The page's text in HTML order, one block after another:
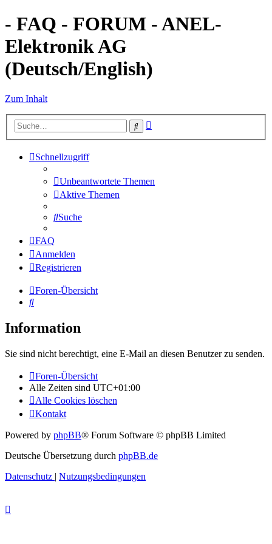
- FAQ - FORUM - ANEL-
Elektronik AG
(Deutsch/English)
Zum Inhalt
Suche
Schnellzugriff
Unbeantwortete Themen
Aktive Themen
Suche
FAQ
Anmelden
Registrieren
Foren-Übersicht
Suche
Information
Sie sind nicht berechtigt, eine E-Mail an diesen Benutzer zu senden.
Foren-Übersicht
Alle Zeiten sind UTC+01:00
Alle Cookies löschen
Kontakt
Powered by phpBB® Forum Software © phpBB Limited
Deutsche Übersetzung durch phpBB.de
Datenschutz | Nutzungsbedingungen